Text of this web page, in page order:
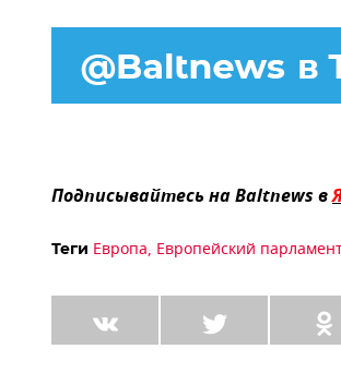
Подписывайтесь на Baltnews в
Теги Европа, Европейский парламент